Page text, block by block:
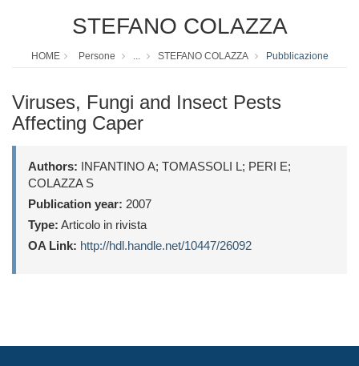
STEFANO COLAZZA
HOME Persone ... STEFANO COLAZZA Pubblicazione
Viruses, Fungi and Insect Pests
Affecting Caper
Authors: INFANTINO A; TOMASSOLI L; PERI E;
COLAZZA S
Publication year: 2007
Type: Articolo in rivista
OA Link: http://hdl.handle.net/10447/26092